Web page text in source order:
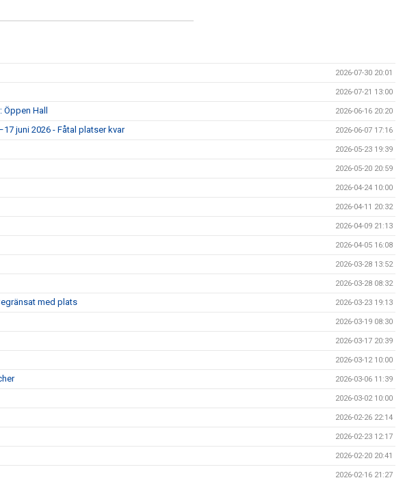
2026-07-30 20:01
2026-07-21 13:00
Hall 2026-06-16 20:20
juni 2026 - Fåtal platser kvar 2026-06-07 17:16
2026-05-23 19:39
2026-05-20 20:59
2026-04-24 10:00
2026-04-11 20:32
2026-04-09 21:13
2026-04-05 16:08
2026-03-28 13:52
2026-03-28 08:32
med plats 2026-03-23 19:13
2026-03-19 08:30
2026-03-17 20:39
2026-03-12 10:00
2026-03-06 11:39
2026-03-02 10:00
2026-02-26 22:14
2026-02-23 12:17
2026-02-20 20:41
2026-02-16 21:27